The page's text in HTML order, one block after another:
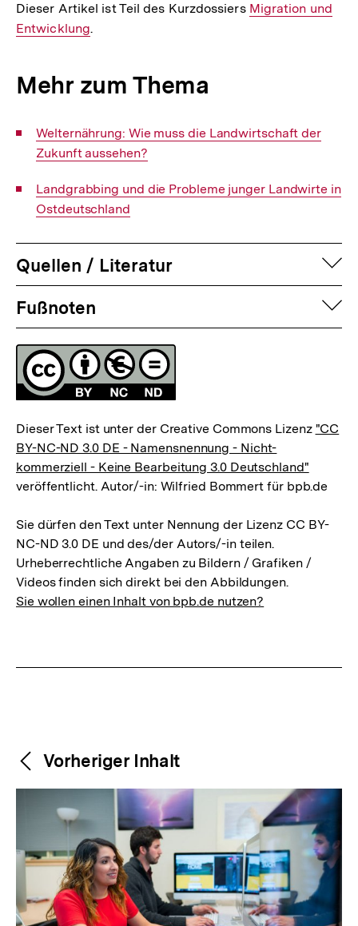
Dieser Artikel ist Teil des Kurzdossiers Interner
Migration und
Entwicklung.
Mehr zum Thema
Interner
Link:
Welternährung: Wie muss die Landwirtschaft der
Zukunft aussehen?
Interner
Link:
Landgrabbing und die Probleme junger Landwirte in
Ostdeutschland
Quellen / Literatur
Fussnoten
Fußnoten
Lizenz
Dieser Text ist unter der Creative Commons Lizenz "CC
BY-NC-ND 3.0 DE - Namensnennung - Nicht-
kommerziell - Keine Bearbeitung 3.0 Deutschland"
veröffentlicht. Autor/-in: Wilfried Bommert für bpb.de
Sie dürfen den Text unter Nennung der Lizenz CC BY-
NC-ND 3.0 DE und des/der Autors/-in teilen.
Urheberrechtliche Angaben zu Bildern / Grafiken /
Videos finden sich direkt bei den Abbildungen.
Sie wollen einen Inhalt von bpb.de nutzen?
Weitere
Inhalte
Content-
Navigation
Vorheriger Inhalt